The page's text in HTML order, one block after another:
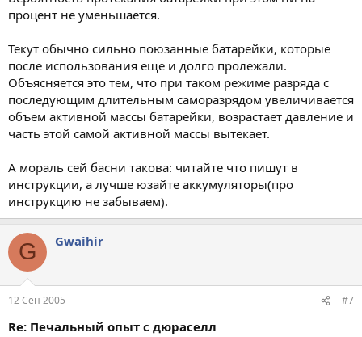
процент не уменьшается.
Текут обычно сильно поюзанные батарейки, которые
после использования еще и долго пролежали.
Объясняется это тем, что при таком режиме разряда с
последующим длительным саморазрядом увеличивается
объем активной массы батарейки, возрастает давление и
часть этой самой активной массы вытекает.
А мораль сей басни такова: читайте что пишут в
инструкции, а лучше юзайте аккумуляторы(про
инструкцию не забываем).
G Gwaihir
12 Сен 2005 #7
Re: Печальный опыт с дюраселл